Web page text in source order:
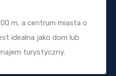
m, a centrum miasta o
idealna jako dom lub
turystyczny.